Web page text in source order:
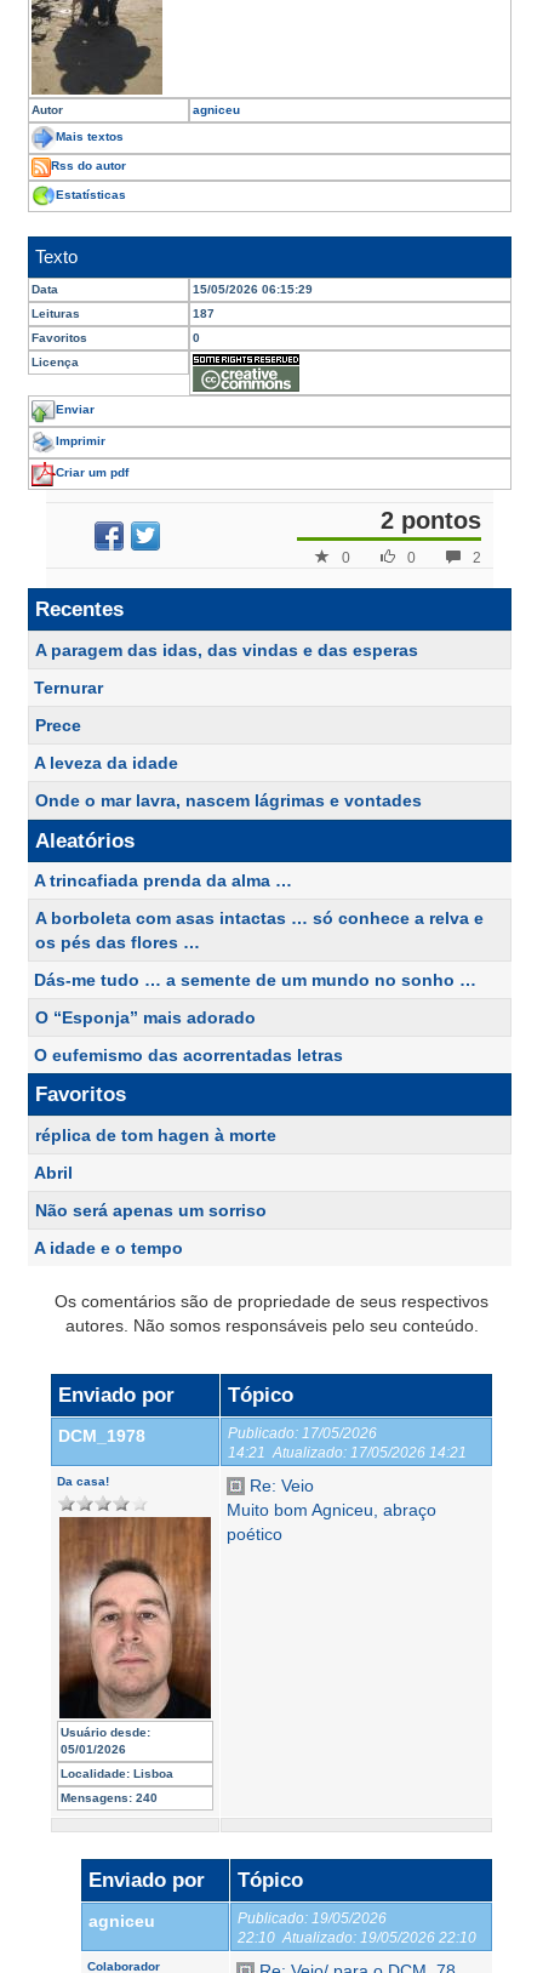
Autor agniceu
Mais textos
Rss do autor
Estatísticas
Texto
Data
15/05/2026 06:15:29
Leituras
187
Favoritos
0
Licença
Enviar
Imprimir
Criar um pdf
2 pontos
2
0
0
Recentes
A paragem das idas, das vindas e das esperas
Ternurar
Prece
A leveza da idade
Onde o mar lavra, nascem lágrimas e vontades
Aleatórios
A trincafiada prenda da alma …
A borboleta com asas intactas … só conhece a relva e
os pés das flores …
Dás-me tudo … a semente de um mundo no sonho …
O “Esponja” mais adorado
O eufemismo das acorrentadas letras
Favoritos
réplica de tom hagen à morte
Abril
Não será apenas um sorriso
A idade e o tempo
Os comentários são de propriedade de seus respectivos
autores. Não somos responsáveis pelo seu conteúdo.
Enviado por Tópico
DCM_1978 Publicado: 17/05/2026
14:21 Atualizado: 17/05/2026 14:21
Da casa!
Usuário desde:
05/01/2026
Localidade: Lisboa
Mensagens: 240
Re: Veio
Muito bom Agniceu, abraço
poético
Enviado por Tópico
agniceu Publicado: 19/05/2026
22:10 Atualizado: 19/05/2026 22:10
Colaborador